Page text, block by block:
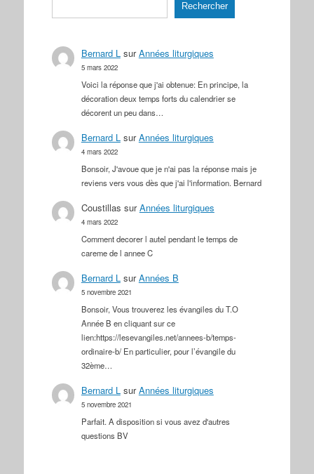
Rechercher
Bernard LsurAnnées liturgiques
5 mars 2022
Voici la réponse que j'ai obtenue: En principe, la
décoration deux temps forts du calendrier se
décorent un peu dans…
Bernard LsurAnnées liturgiques
4 mars 2022
Bonsoir, J'avoue que je n'ai pas la réponse mais je
reviens vers vous dès que j'ai l'information. Bernard
Coustillas surAnnées liturgiques
4 mars 2022
Comment decorer l autel pendant le temps de
careme de l annee C
Bernard LsurAnnées B
5 novembre 2021
Bonsoir, Vous trouverez les évangiles du T.O
Année B en cliquant sur ce
lien:https://lesevangiles.net/annees-b/temps-
ordinaire-b/ En particulier, pour l’évangile du
32ème…
Bernard LsurAnnées liturgiques
5 novembre 2021
Parfait. A disposition si vous avez d'autres
questions BV